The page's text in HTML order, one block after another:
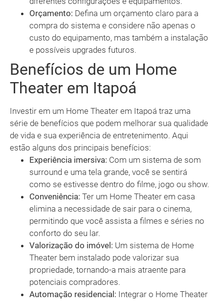
Orçamento: Defina um orçamento claro para a
compra do sistema e considere não apenas o
custo do equipamento, mas também a instalação
e possíveis upgrades futuros.
Benefícios de um Home
Theater em Itapoá
Investir em um Home Theater em Itapoá traz uma
série de benefícios que podem melhorar sua qualidade
de vida e sua experiência de entretenimento. Aqui
estão alguns dos principais benefícios:
Experiência imersiva: Com um sistema de som
surround e uma tela grande, você se sentirá
como se estivesse dentro do filme, jogo ou show.
Conveniência: Ter um Home Theater em casa
elimina a necessidade de sair para o cinema,
permitindo que você assista a filmes e séries no
conforto do seu lar.
Valorização do imóvel: Um sistema de Home
Theater bem instalado pode valorizar sua
propriedade, tornando-a mais atraente para
potenciais compradores.
Automação residencial: Integrar o Home Theater